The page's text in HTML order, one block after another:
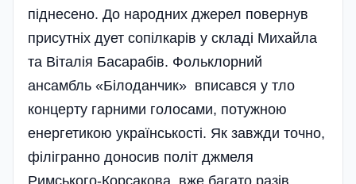
піднесено. До народних джерел повернув
присутніх дует сопілкарів у складі Михайла
та Віталія Басарабів. Фольклорний
ансамбль «Білоданчик» вписався у тло
концерту гарними голосами, потужною
енергетикою українськості. Як завжди точно,
філігранно доносив політ джмеля
Римського-Корсакова вже багато разів